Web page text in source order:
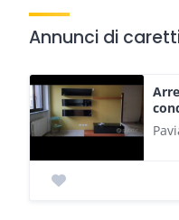
Annunci di